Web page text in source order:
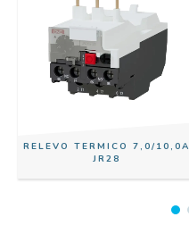
RELEVO TERMICO 7,0/10,0A
JR28